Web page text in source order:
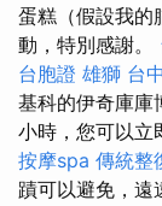
蛋糕（假設我的
動，特別感謝。
台胞證 雄獅 台
基科的伊奇庫
小時，您可以立
按摩spa 傳統整
蹟可以避免，遠